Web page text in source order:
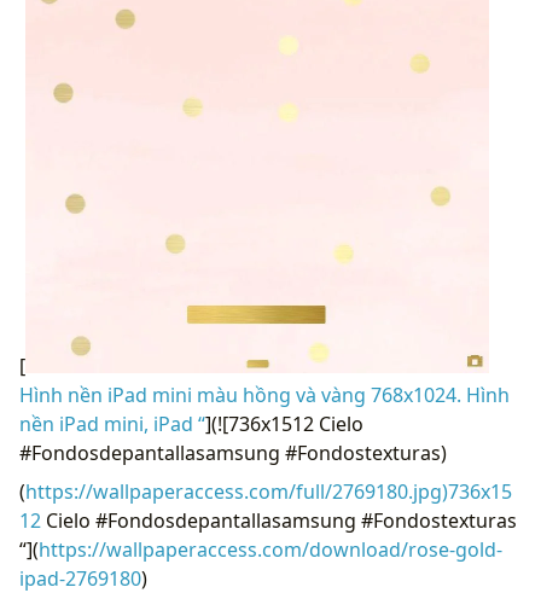
[
Hình nền iPad mini màu hồng và vàng 768x1024. Hình
nền iPad mini, iPad “](![736x1512 Cielo
#Fondosdepantallasamsung #Fondostexturas)
(https://wallpaperaccess.com/full/2769180.jpg)736x15
12 Cielo #Fondosdepantallasamsung #Fondostexturas
“](https://wallpaperaccess.com/download/rose-gold-
ipad-2769180)